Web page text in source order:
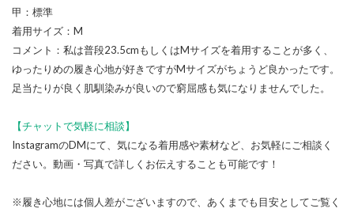
甲：標準
着用サイズ：M
コメント：私は普段23.5cmもしくはMサイズを着用することが多く、
ゆったりめの履き心地が好きですがMサイズがちょうど良かったです。
足当たりが良く肌馴染みが良いので窮屈感も気になりませんでした。
【チャットで気軽に相談】
InstagramのDMにて、気になる着用感や素材など、お気軽にご相談く
ださい。動画・写真で詳しくお伝えすることも可能です！
※履き心地には個人差がございますので、あくまでも目安としてご覧く